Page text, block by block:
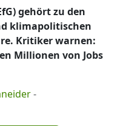
gehört zu den
klimapolitischen
Kritiker warnen:
Millionen von Jobs
-